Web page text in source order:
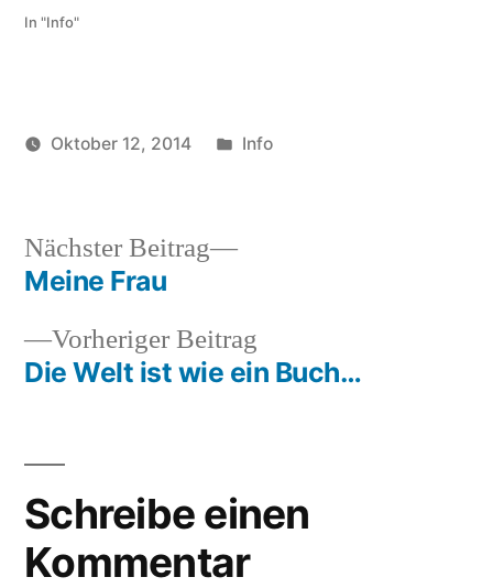
In "Info"
Oktober 12, 2014
Veröffentlicht
Info
Beitragsnavigation
Vorheriger Beitrag
Beitrag:
Die Welt ist wie ein Buch…
Nächster Beitrag
Nächster
Meine Frau
Schreibe einen
Kommentar